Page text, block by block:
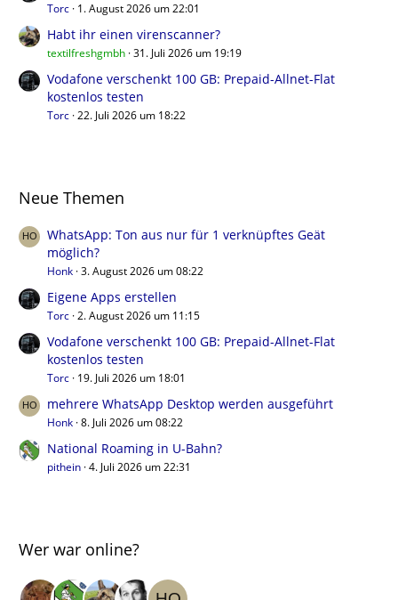
Torc 1. August 2026 um 22:01
Habt ihr einen virenscanner?
textilfreshgmbh 31. Juli 2026 um 19:19
Vodafone verschenkt 100 GB: Prepaid-Allnet-Flat
kostenlos testen
Torc 22. Juli 2026 um 18:22
Neue Themen
WhatsApp: Ton aus nur für 1 verknüpftes Geät
möglich?
Honk 3. August 2026 um 08:22
Eigene Apps erstellen
Torc 2. August 2026 um 11:15
Vodafone verschenkt 100 GB: Prepaid-Allnet-Flat
kostenlos testen
Torc 19. Juli 2026 um 18:01
mehrere WhatsApp Desktop werden ausgeführt
Honk 8. Juli 2026 um 08:22
National Roaming in U-Bahn?
pithein 4. Juli 2026 um 22:31
Wer war online?